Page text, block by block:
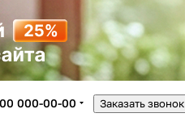
000-00-00 Заказать звонок